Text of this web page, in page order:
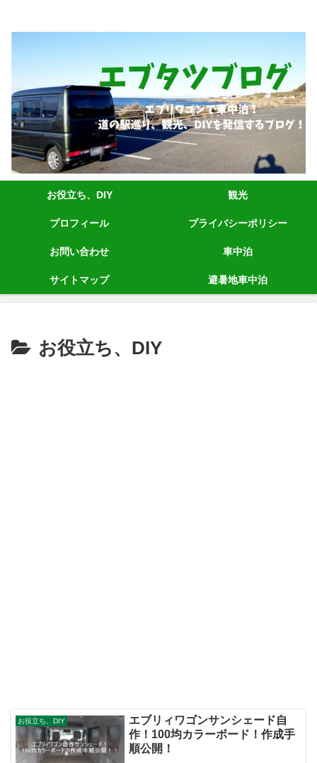
お役立ち、DIY 観光
プロフィール プライバシーポリシー
お問い合わせ 車中泊
サイトマップ 避暑地車中泊
お役立ち、DIY
お役立ち、DIY
エブリィワゴンサンシェード自
作！100均カラーボード！作成手
順公開！